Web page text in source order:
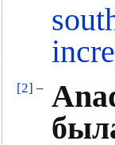
[2] –